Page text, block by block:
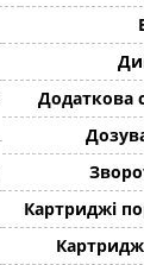
Додаткова
Картриджі